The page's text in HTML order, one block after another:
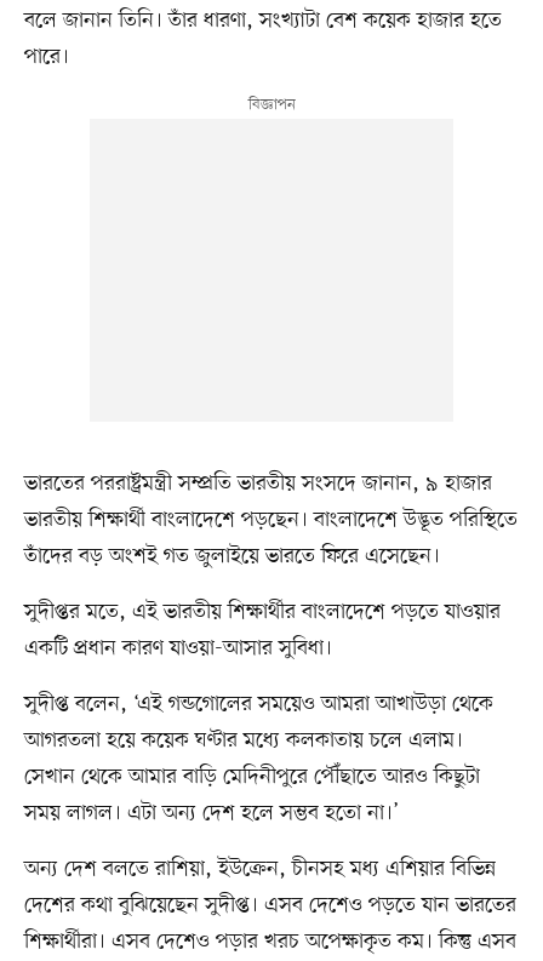
বলে জানান তিনি। তাঁর ধারণা, সংখ্যাটা বেশ কয়েক হাজার হতে
পারে।
ভারতের পররাষ্ট্রমন্ত্রী সম্প্রতি ভারতীয় সংসদে জানান, ৯ হাজার
ভারতীয় শিক্ষার্থী বাংলাদেশে পড়ছেন। বাংলাদেশে উদ্ভূত পরিস্থিতে
তাঁদের বড় অংশই গত জুলাইয়ে ভারতে ফিরে এসেছেন।
সুদীপ্তর মতে, এই ভারতীয় শিক্ষার্থীর বাংলাদেশে পড়তে যাওয়ার
একটি প্রধান কারণ যাওয়া-আসার সুবিধা।
সুদীপ্ত বলেন, ‘এই গন্ডগোলের সময়েও আমরা আখাউড়া থেকে
আগরতলা হয়ে কয়েক ঘণ্টার মধ্যে কলকাতায় চলে এলাম।
সেখান থেকে আমার বাড়ি মেদিনীপুরে পৌঁছাতে আরও কিছুটা
সময় লাগল। এটা অন্য দেশ হলে সম্ভব হতো না।’
অন্য দেশ বলতে রাশিয়া, ইউক্রেন, চীনসহ মধ্য এশিয়ার বিভিন্ন
দেশের কথা বুঝিয়েছেন সুদীপ্ত। এসব দেশেও পড়তে যান ভারতের
শিক্ষার্থীরা। এসব দেশেও পড়ার খরচ অপেক্ষাকৃত কম। কিন্তু এসব